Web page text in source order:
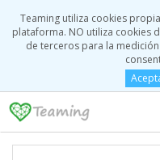
Teaming utiliza cookies
plataforma. NO utiliza cookies
de terceros para la